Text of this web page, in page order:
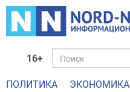
16+
ПОЛИТИКА ЭКОНОМИКА